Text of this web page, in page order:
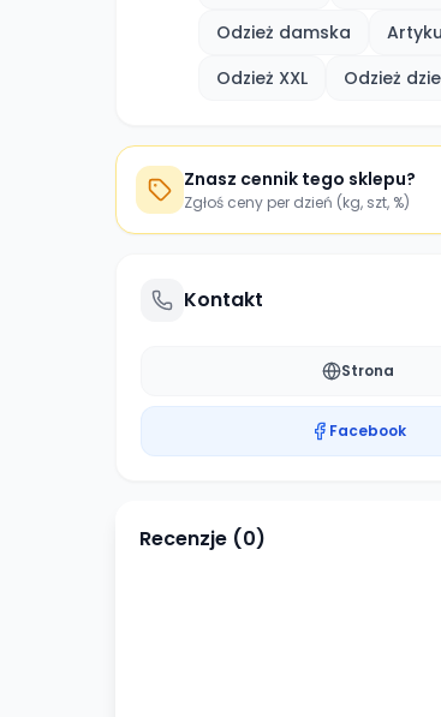
Odzież damska
Odzież XXL
Odzież
Znasz cennik tego sklepu?
Zgłoś ceny per dzień (kg, szt, %)
Kontakt
Strona
Facebook
Recenzje (0)